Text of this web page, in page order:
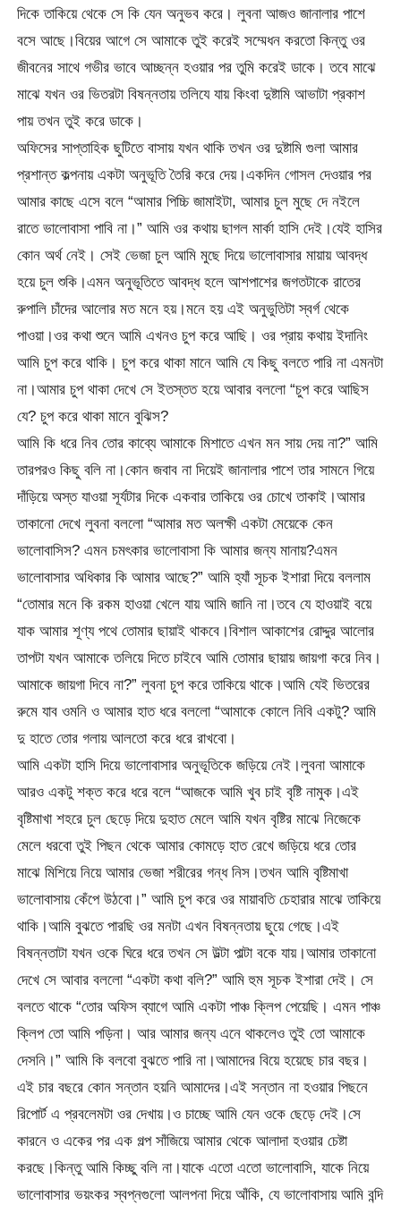
দিকে তাকিয়ে থেকে সে কি যেন অনুভব করে। লুবনা আজও জানালার পাশে
বসে আছে।বিয়ের আগে সে আমাকে তুই করেই সম্মেধন করতো কিন্তু ওর
জীবনের সাথে গভীর ভাবে আচ্ছন্ন হওয়ার পর তুমি করেই ডাকে। তবে মাঝে
মাঝে যখন ওর ভিতরটা বিষন্নতায় তলিযে যায় কিংবা দুষ্টামি আভাটা প্রকাশ
পায় তখন তুই করে ডাকে।
অফিসের সাপ্তাহিক ছুটিতে বাসায় যখন থাকি তখন ওর দুষ্টামি গুলা আমার
প্রশান্ত কল্পনায় একটা অনুভূতি তৈরি করে দেয়।একদিন গোসল দেওয়ার পর
আমার কাছে এসে বলে “আমার পিচ্চি জামাইটা, আমার চুল মুছে দে নইলে
রাতে ভালোবাসা পাবি না।” আমি ওর কথায় ছাগল মার্কা হাসি দেই।যেই হাসির
কোন অর্থ নেই। সেই ভেজা চুল আমি মুছে দিয়ে ভালোবাসার মায়ায় আবদ্ধ
হয়ে চুল শুকি।এমন অনুভূতিতে আবদ্ধ হলে আশপাশের জগতটাকে রাতের
রুপালি চাঁদের আলোর মত মনে হয়।মনে হয় এই অনুভুতিটা স্বর্গ থেকে
পাওয়া।ওর কথা শুনে আমি এখনও চুপ করে আছি। ওর প্রায় কথায় ইদানিং
আমি চুপ করে থাকি। চুপ করে থাকা মানে আমি যে কিছু বলতে পারি না এমনটা
না।আমার চুপ থাকা দেখে সে ইতস্তত হয়ে আবার বললো “চুপ করে আছিস
যে? চুপ করে থাকা মানে বুঝিস?
আমি কি ধরে নিব তোর কাব্যে আমাকে মিশাতে এখন মন সায় দেয় না?” আমি
তারপরও কিছু বলি না।কোন জবাব না দিয়েই জানালার পাশে তার সামনে গিয়ে
দাঁড়িয়ে অস্ত যাওয়া সূর্যটার দিকে একবার তাকিয়ে ওর চোখে তাকাই।আমার
তাকানো দেখে লুবনা বললো “আমার মত অলক্ষী একটা মেয়েকে কেন
ভালোবাসিস? এমন চমৎকার ভালোবাসা কি আমার জন্য মানায়?এমন
ভালোবাসার অধিকার কি আমার আছে?” আমি হ্যাঁ সূচক ইশারা দিয়ে বললাম
“তোমার মনে কি রকম হাওয়া খেলে যায় আমি জানি না।তবে যে হাওয়াই বয়ে
যাক আমার শূণ্য পথে তোমার ছায়াই থাকবে।বিশাল আকাশের রোদ্দুর আলোর
তাপটা যখন আমাকে তলিয়ে দিতে চাইবে আমি তোমার ছায়ায় জায়গা করে নিব।
আমাকে জায়গা দিবে না?” লুবনা চুপ করে তাকিয়ে থাকে।আমি যেই ভিতরের
রুমে যাব ওমনি ও আমার হাত ধরে বললো “আমাকে কোলে নিবি একটু? আমি
দু হাতে তোর গলায় আলতো করে ধরে রাখবো।
আমি একটা হাসি দিয়ে ভালোবাসার অনুভূতিকে জড়িয়ে নেই।লুবনা আমাকে
আরও একটু শক্ত করে ধরে বলে “আজকে আমি খুব চাই বৃষ্টি নামুক।এই
বৃষ্টিমাখা শহরে চুল ছেড়ে দিয়ে দুহাত মেলে আমি যখন বৃষ্টির মাঝে নিজেকে
মেলে ধরবো তুই পিছন থেকে আমার কোমড়ে হাত রেখে জড়িয়ে ধরে তোর
মাঝে মিশিয়ে নিয়ে আমার ভেজা শরীরের গন্ধ নিস।তখন আমি বৃষ্টিমাখা
ভালোবাসায় কেঁপে উঠবো।” আমি চুপ করে ওর মায়াবতি চেহারার মাঝে তাকিয়ে
থাকি।আমি বুঝতে পারছি ওর মনটা এখন বিষন্নতায় ছুয়ে গেছে।এই
বিষন্নতাটা যখন ওকে ঘিরে ধরে তখন সে উল্টা পাল্টা বকে যায়।আমার তাকানো
দেখে সে আবার বললো “একটা কথা বলি?” আমি হুম সূচক ইশারা দেই। সে
বলতে থাকে “তোর অফিস ব্যাগে আমি একটা পাঞ্চ ক্লিপ পেয়েছি। এমন পাঞ্চ
ক্লিপ তো আমি পড়িনা। আর আমার জন্য এনে থাকলেও তুই তো আমাকে
দেসনি।” আমি কি বলবো বুঝতে পারি না।আমাদের বিয়ে হয়েছে চার বছর।
এই চার বছরে কোন সন্তান হয়নি আমাদের।এই সন্তান না হওয়ার পিছনে
রিপোর্ট এ প্রবলেমটা ওর দেখায়।ও চাচ্ছে আমি যেন ওকে ছেড়ে দেই।সে
কারনে ও একের পর এক গল্প সাঁজিয়ে আমার থেকে আলাদা হওয়ার চেষ্টা
করছে।কিন্তু আমি কিচ্ছু বলি না।যাকে এতো এতো ভালোবাসি, যাকে নিয়ে
ভালোবাসার ভয়ংকর স্বপ্নগুলো আলপনা দিয়ে আঁকি, যে ভালোবাসায় আমি বন্দি